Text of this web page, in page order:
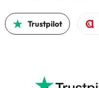
Trustpilot